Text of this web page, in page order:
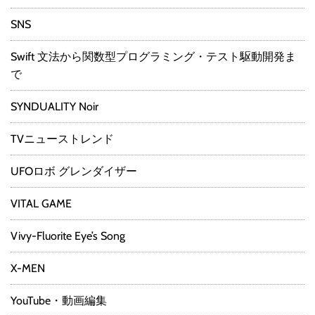
SNS
Swift 文法から関数型プログラミング・テスト駆動開発ま
で
SYNDUALITY Noir
TVニューストレンド
UFOロボ グレンダイザー
VITAL GAME
Vivy-Fluorite Eye’s Song
X-MEN
YouTube・動画編集